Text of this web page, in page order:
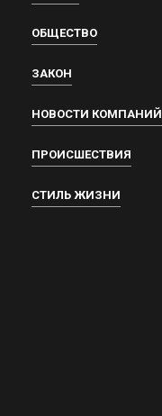
ОБЩЕСТВО
ЗАКОН
НОВОСТИ КОМПАНИЙ
ПРОИСШЕСТВИЯ
СТИЛЬ ЖИЗНИ